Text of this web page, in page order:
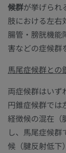
候群が挙げられ
肢における左右
腸管・膀胱機能
害などの症候群
馬尾症候群との
両症候群はいず
円錐症候群では
経徴候の混在（
し、馬尾症候
候（腱反射低下